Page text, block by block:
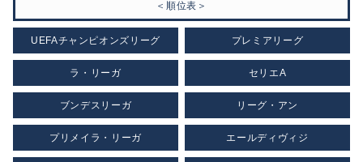
＜順位表＞
UEFAチャンピオンズリーグ プレミアリーグ
ラ・リーガ セリエA
ブンデスリーガ リーグ・アン
プリメイラ・リーガ エールディヴィジ